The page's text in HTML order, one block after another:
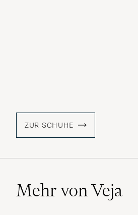
ZUR SCHUHE
Mehr von Veja